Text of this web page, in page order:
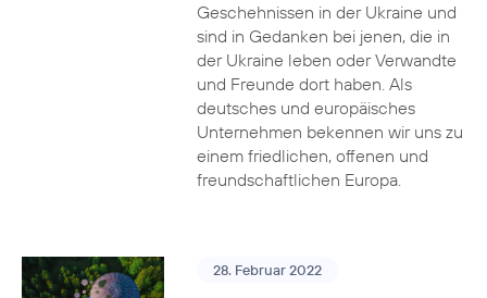
Geschehnissen in der Ukraine und
sind in Gedanken bei jenen, die in
der Ukraine leben oder Verwandte
und Freunde dort haben. Als
deutsches und europäisches
Unternehmen bekennen wir uns zu
einem friedlichen, offenen und
freundschaftlichen Europa.
28. Februar 2022